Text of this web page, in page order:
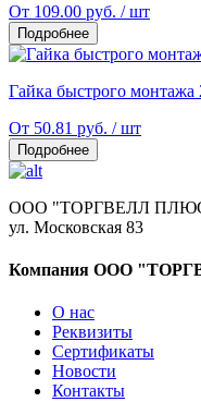
От 109.00 руб. / шт
Подробнее
Гайка быстрого монтажа
От 50.81 руб. / шт
Подробнее
ООО "ТОРГВЕЛЛ ПЛЮС"
ул. Московская 83
Компания ООО
О нас
Реквизиты
Сертификаты
Новости
Контакты